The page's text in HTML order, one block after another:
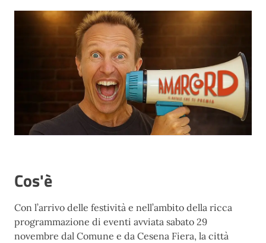
Cos'è
Con l’arrivo delle festività e nell’ambito della ricca
programmazione di eventi avviata sabato 29
novembre dal Comune e da Cesena Fiera, la città